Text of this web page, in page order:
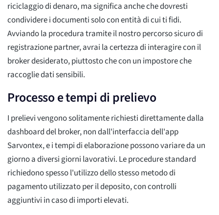
riciclaggio di denaro, ma significa anche che dovresti
condividere i documenti solo con entità di cui ti fidi.
Avviando la procedura tramite il nostro percorso sicuro di
registrazione partner, avrai la certezza di interagire con il
broker desiderato, piuttosto che con un impostore che
raccoglie dati sensibili.
Processo e tempi di prelievo
I prelievi vengono solitamente richiesti direttamente dalla
dashboard del broker, non dall'interfaccia dell'app
Sarvontex, e i tempi di elaborazione possono variare da un
giorno a diversi giorni lavorativi. Le procedure standard
richiedono spesso l'utilizzo dello stesso metodo di
pagamento utilizzato per il deposito, con controlli
aggiuntivi in caso di importi elevati.